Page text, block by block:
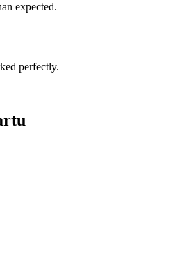
expected.
perfectly.